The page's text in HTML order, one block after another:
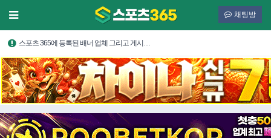
채팅방
스포츠 365에 등록된 배너 업체 그리고 게시…